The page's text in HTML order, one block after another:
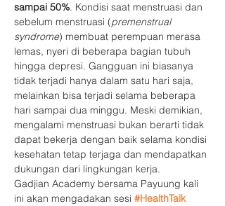
sampai 50%. Kondisi saat menstruasi dan
sebelum menstruasi (premenstrual
syndrome) membuat perempuan merasa
lemas, nyeri di beberapa bagian tubuh
hingga depresi. Gangguan ini biasanya
tidak terjadi hanya dalam satu hari saja,
melainkan bisa terjadi selama beberapa
hari sampai dua minggu. Meski demikian,
mengalami menstruasi bukan berarti tidak
dapat bekerja dengan baik selama kondisi
kesehatan tetap terjaga dan mendapatkan
dukungan dari lingkungan kerja.
Gadjian Academy bersama Payuung kali
ini akan mengadakan sesi #HealthTalk